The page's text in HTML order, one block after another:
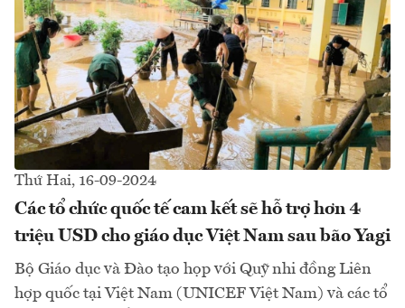
Thứ Hai, 16-09-2024
Các tổ chức quốc tế cam kết sẽ hỗ trợ hơn 4
triệu USD cho giáo dục Việt Nam sau bão Yagi
Bộ Giáo dục và Đào tạo họp với Quỹ nhi đồng Liên
hợp quốc tại Việt Nam (UNICEF Việt Nam) và các tổ